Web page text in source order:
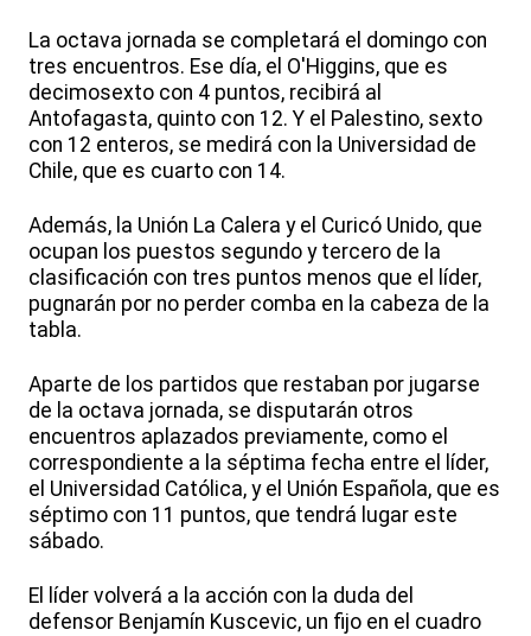
La octava jornada se completará el domingo con
tres encuentros. Ese día, el O'Higgins, que es
decimosexto con 4 puntos, recibirá al
Antofagasta, quinto con 12. Y el Palestino, sexto
con 12 enteros, se medirá con la Universidad de
Chile, que es cuarto con 14.
Además, la Unión La Calera y el Curicó Unido, que
ocupan los puestos segundo y tercero de la
clasificación con tres puntos menos que el líder,
pugnarán por no perder comba en la cabeza de la
tabla.
Aparte de los partidos que restaban por jugarse
de la octava jornada, se disputarán otros
encuentros aplazados previamente, como el
correspondiente a la séptima fecha entre el líder,
el Universidad Católica, y el Unión Española, que es
séptimo con 11 puntos, que tendrá lugar este
sábado.
El líder volverá a la acción con la duda del
defensor Benjamín Kuscevic, un fijo en el cuadro